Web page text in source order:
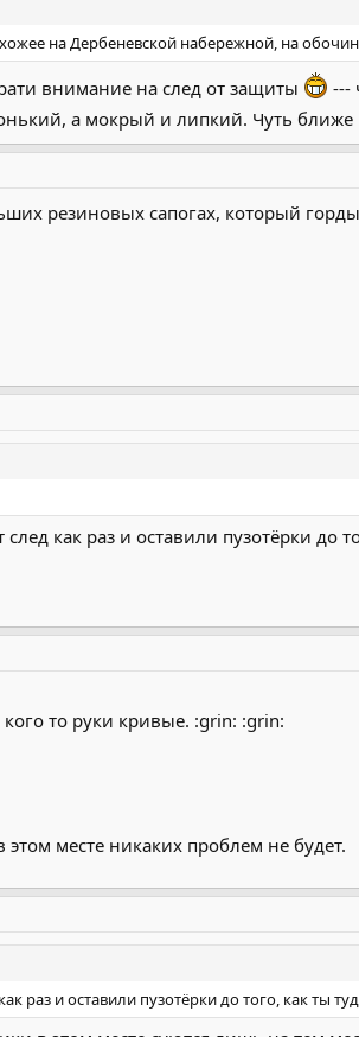
на Дербеневской набережной, на
внимание на след от защиты
---
а мокрый и липкий. Чуть ближе
резиновых сапогах, который
как раз и оставили пузотёрки до
то руки кривые. :grin: :grin:
месте никаких проблем не будет.
раз и оставили пузотёрки до того, как ты